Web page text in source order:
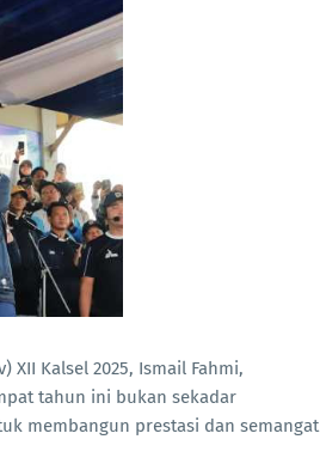
Kalsel 2025, Ismail Fahmi,
tahun ini bukan sekadar
membangun prestasi dan semangat